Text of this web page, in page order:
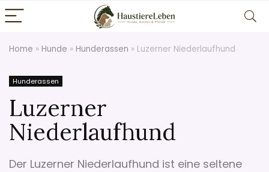
Home » Hunde » Hunderassen » Luzerner Niederlaufhund
Hunderassen
Luzerner
Niederlaufhund
Der Luzerner Niederlaufhund ist eine seltene